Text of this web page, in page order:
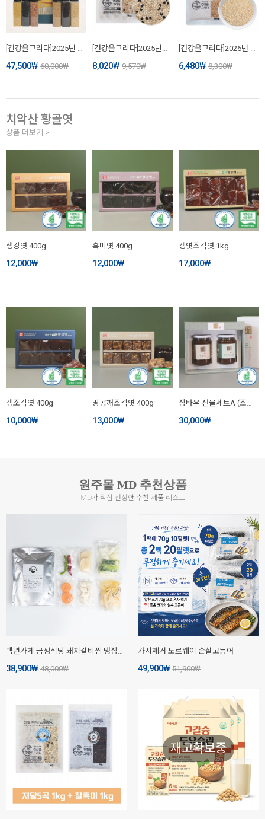
[건강을그리다]2025년 국내산 프리미엄잡곡선물세트 농산물선물세트(찰흑미,찰보리,귀리,서리태,찰기장,찰수수)
47,500₩ 60,000₩
[건강을그리다]2025년산 국내산 저당혼합5곡 저속노화(1kg, 3kg, 10kg)
8,020₩ 9,570₩
[건강을그리다]2026년 국내산 귀리 햇곡(1kg, 3kg)
6,480₩ 8,300₩
치악산 황골엿
상품 더보기 >
생강엿 400g
12,000₩
흑미엿 400g
12,000₩
갱엿조각엿 1kg
17,000₩
갱조각엿 400g
10,000₩
땅콩깨조각엿 400g
13,000₩
장바우 선물세트A (조청 600g + 생강조청 600g)
30,000₩
원주몰 MD 추천상품
MD가 직접 선정한 추천 제품 리스트
38,900₩ 48,000₩
가시제거 노르웨이 순살고등어
49,900₩ 51,900₩
재고확보중